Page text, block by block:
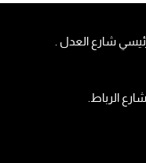
شارع العدل .
الرباط.